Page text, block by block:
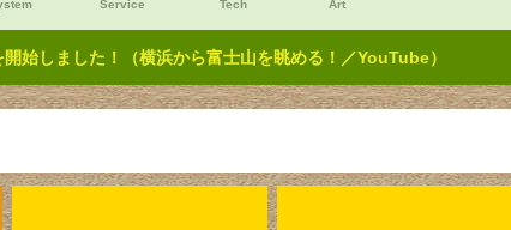
Service Tech Art
始しました！（横浜から富士山を眺める！／YouTube）